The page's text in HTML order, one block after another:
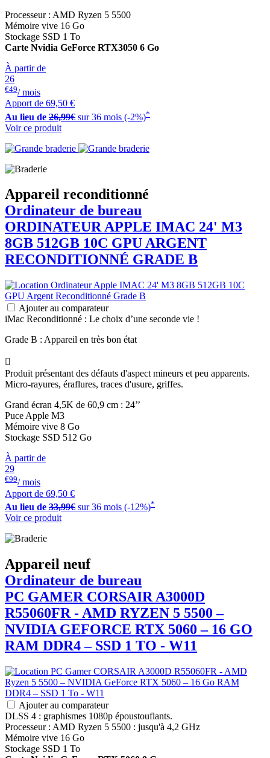
Processeur : AMD Ryzen 5 5500
Mémoire vive 16 Go
Stockage SSD 1 To
Carte Nvidia GeForce RTX3050 6 Go
À partir de
26
€49/ mois
Apport de 69,50 €
Au lieu de 26,99€ sur 36 mois (-2%)*
Voir ce produit
Appareil reconditionné
Ordinateur de bureau
ORDINATEUR APPLE IMAC 24' M3
8GB 512GB 10C GPU ARGENT
RECONDITIONNÉ GRADE B
Ajouter au comparateur
iMac Reconditionné : Le choix d’une seconde vie !
Grade B : Appareil en très bon état

Produit présentant des défauts d'aspect mineurs et peu apparents.
Micro-rayures, éraflures, traces d'usure, griffes.
Grand écran 4,5K de 60,9 cm : 24’’
Puce Apple M3
Mémoire vive 8 Go
Stockage SSD 512 Go
À partir de
29
€99/ mois
Apport de 69,50 €
Au lieu de 33,99€ sur 36 mois (-12%)*
Voir ce produit
Appareil neuf
Ordinateur de bureau
PC GAMER CORSAIR A3000D
R55060FR - AMD RYZEN 5 5500 –
NVIDIA GEFORCE RTX 5060 – 16 GO
RAM DDR4 – SSD 1 TO - W11
Ajouter au comparateur
DLSS 4 : graphismes 1080p époustouflants.
Processeur : AMD Ryzen 5 5500 : jusqu'à 4,2 GHz
Mémoire vive 16 Go
Stockage SSD 1 To